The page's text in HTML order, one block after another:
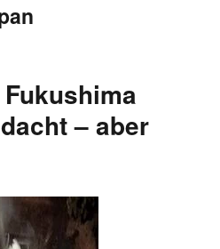
– aber